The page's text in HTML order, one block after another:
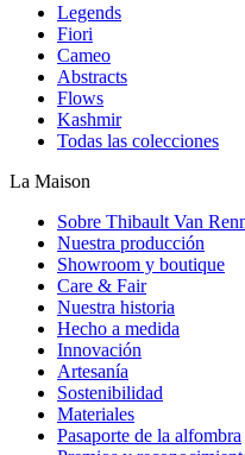
Legends
Fiori
Cameo
Abstracts
Flows
Kashmir
Todas las colecciones
La Maison
Sobre Thibault Van
Nuestra producción
Showroom y boutique
Care & Fair
Nuestra historia
Hecho a medida
Innovación
Artesanía
Sostenibilidad
Materiales
Pasaporte de la alfombra